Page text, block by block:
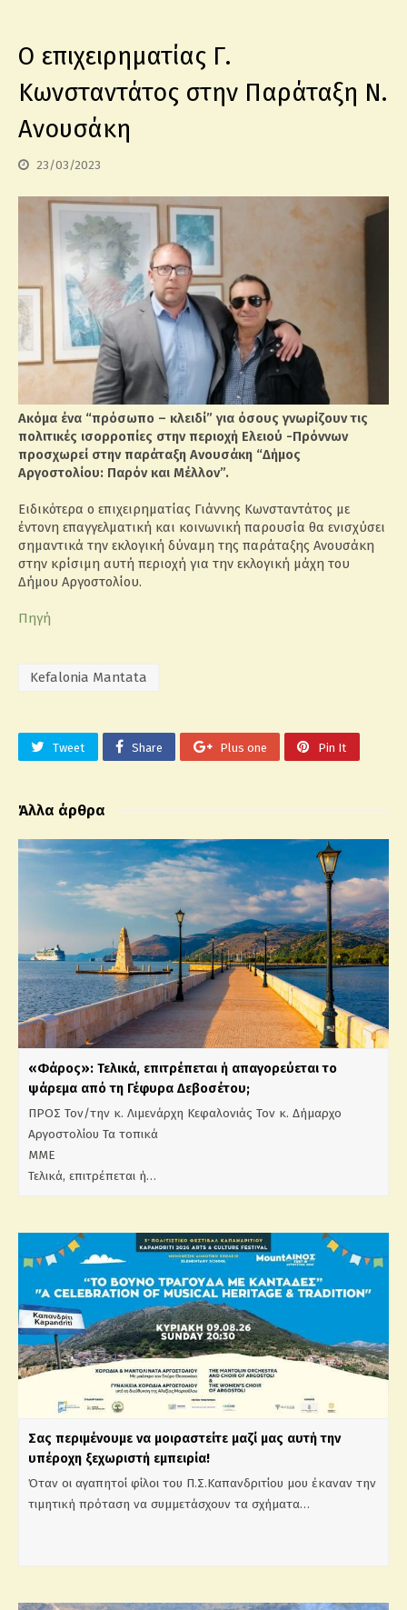
Ο επιχειρηματίας Γ.
Κωνσταντάτος στην Παράταξη Ν.
Ανουσάκη
23/03/2023
Ακόμα ένα “πρόσωπο – κλειδί” για όσους γνωρίζουν τις
πολιτικές ισορροπίες στην περιοχή Ελειού -Πρόννων
προσχωρεί στην παράταξη Ανουσάκη “Δήμος
Αργοστολίου: Παρόν και Μέλλον”.
Ειδικότερα ο επιχειρηματίας Γιάννης Κωνσταντάτος με
έντονη επαγγελματική και κοινωνική παρουσία θα ενισχύσει
σημαντικά την εκλογική δύναμη της παράταξης Ανουσάκη
στην κρίσιμη αυτή περιοχή για την εκλογική μάχη του
Δήμου Αργοστολίου.
Πηγή
Kefalonia Mantata
Tweet Share Plus one Pin It
Άλλα άρθρα
«Φάρος»: Τελικά, επιτρέπεται ή απαγορεύεται το
ψάρεμα από τη Γέφυρα Δεβοσέτου;
ΠΡΟΣ Τον/την κ. Λιμενάρχη Κεφαλονιάς Τον κ. Δήμαρχο
Αργοστολίου Τα τοπικά
Τελικά, επιτρέπεται ή…
Σας περιμένουμε να μοιραστείτε μαζί μας αυτή την
υπέροχη ξεχωριστή εμπειρία!
Όταν οι αγαπητοί φίλοι του Π.Σ.Καπανδριτίου μου έκαναν την
τιμητική πρόταση να συμμετάσχουν τα σχήματα…